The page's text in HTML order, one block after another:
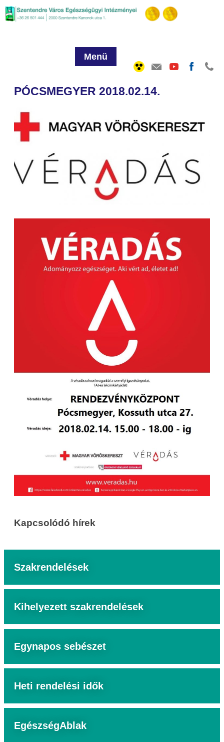
Menü
PÓCSMEGYER 2018.02.14.
Kapcsolódó hírek
Szakrendelések
Kihelyezett szakrendelések
Egynapos sebészet
Heti rendelési idők
EgészségAblak